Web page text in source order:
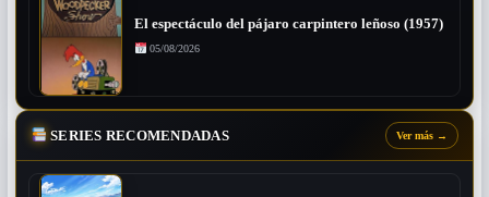
El espectáculo del pájaro carpintero leñoso (1957)
05/08/2026
SERIES RECOMENDADAS Ver más →